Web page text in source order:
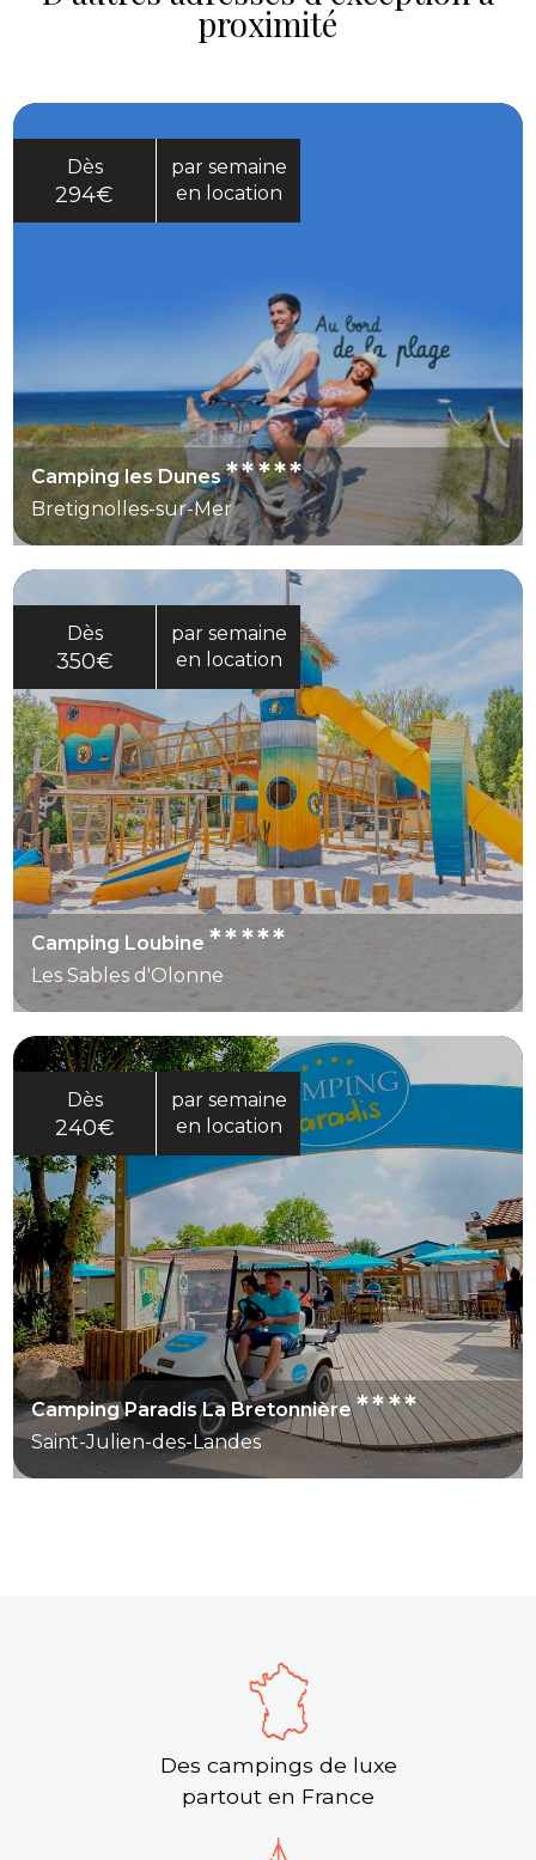
proximité
Dès
294€
par semaine
en location
Camping les Dunes*****
Bretignolles-sur-Mer
Dès
350€
par semaine
en location
Camping Loubine*****
Les Sables d'Olonne
Dès
240€
par semaine
en location
Camping Paradis La Bretonnière****
Saint-Julien-des-Landes
Des campings de luxe
partout en France